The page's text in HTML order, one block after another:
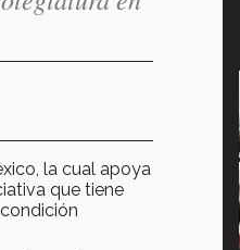
la cual apoya
que tiene